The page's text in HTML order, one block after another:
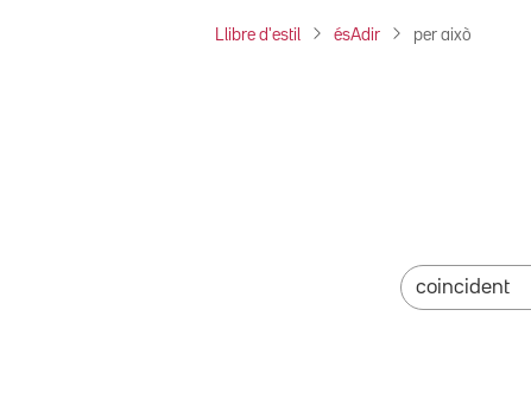
Llibre d'estil ésAdir per això